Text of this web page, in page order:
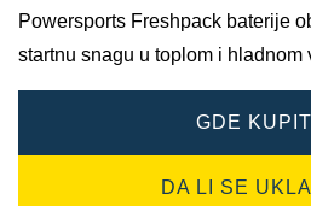
Powersports Freshpack baterije
startnu snagu u toplom i hladnom
GDE KUPITI
DA LI SE